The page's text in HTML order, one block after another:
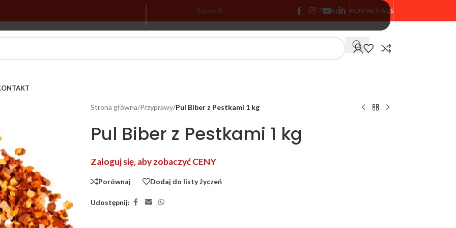
Sprawdź Zamknij KONTAKTFAQS
Strona główna/Przyprawy/Pul Biber z Pestkami 1 kg
Pul Biber z Pestkami 1 kg
Zaloguj się, aby zobaczyć CENY
Porównaj Dodaj do listy życzeń
Udostępnij: